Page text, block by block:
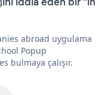
abroad uygulama
Popup
bulmaya çalışır.